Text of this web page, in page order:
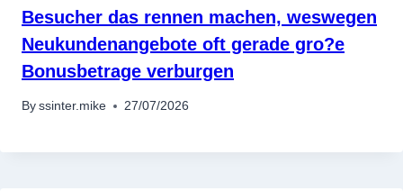
Besucher das rennen machen, weswegen
Neukundenangebote oft gerade gro?e
Bonusbetrage verburgen
By ssinter.mike 27/07/2026